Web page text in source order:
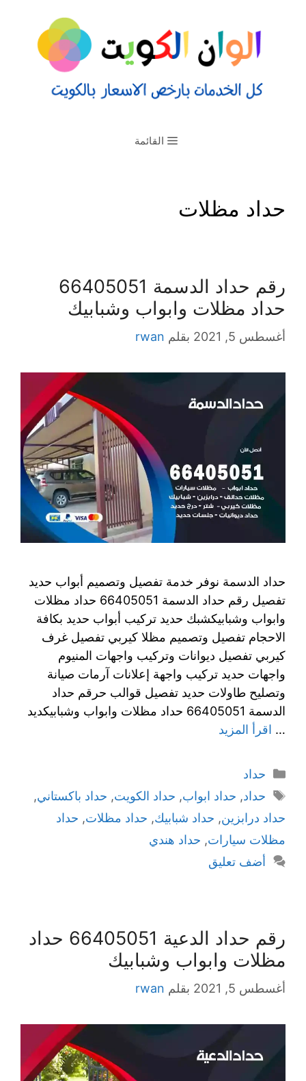
القائمة
حداد مظلات
رقم حداد الدسمة 66405051
حداد مظلات وابواب وشبابيك
أغسطس 5, 2021 بقلم rwan
حداد الدسمة نوفر خدمة تفصيل وتصميم أبواب حديد
تفصيل رقم حداد الدسمة 66405051 حداد مظلات
وابواب وشبابيكشبك حديد تركيب أبواب حديد بكافة
الاحجام تفصيل وتصميم مظلا كيربي تفصيل غرف
كيربي تفصيل ديوانات وتركيب واجهات المنيوم
واجهات حديد تركيب واجهة إعلانات آرمات صيانة
وتصليح طاولات حديد تفصيل قوالب حرقم حداد
الدسمة 66405051 حداد مظلات وابواب وشبابيكديد
… اقرأ المزيد
حداد
حداد, حداد ابواب, حداد الكويت, حداد باكستاني,
حداد درابزين, حداد شبابيك, حداد مظلات, حداد
مظلات سيارات, حداد هندي
أضف تعليق
رقم حداد الدعية 66405051 حداد
مظلات وابواب وشبابيك
أغسطس 5, 2021 بقلم rwan